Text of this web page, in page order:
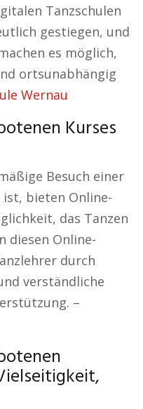
Tanzschulen
gestiegen, und
es möglich,
ortsunabhängig
Wernau
Kurses
Besuch einer
bieten Online-
das Tanzen
diesen Online-
durch
verständliche
–